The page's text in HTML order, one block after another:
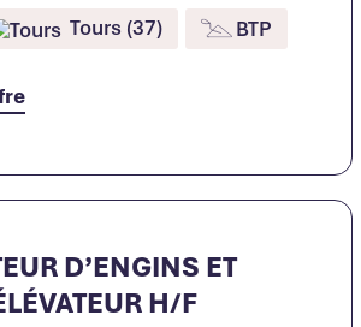
Tours (37) BTP
D’ENGINS ET
H/F